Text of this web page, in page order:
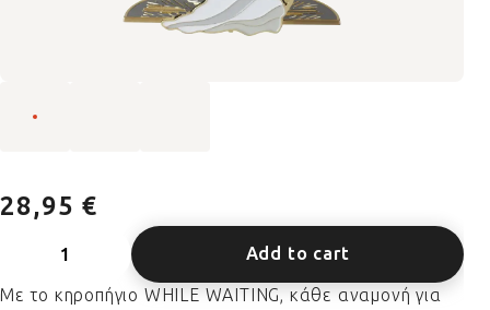
28,95 €
Add to cart
Με το κηροπήγιο WHILE WAITING, κάθε αναμονή για